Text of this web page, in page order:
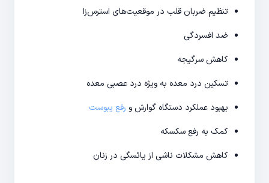
تنظیم ضربان قلب در موقعیت‌های استرس‌زا
ضد افسردگی
کاهش سرگیجه
تسکین درد معده به ویژه درد عصبی معده
بهبود عملکرد دستگاه گوارش و رفع یبوست
کمک به رفع سکسکه
کاهش مشکلات ناشی از یائسگی در زنان